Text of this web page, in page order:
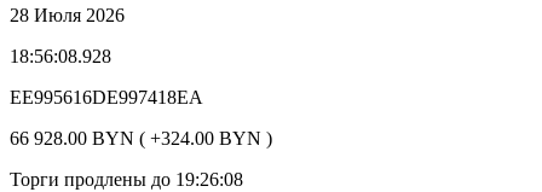
28 Июля 2026
18:56:08.928
EE995616DE997418EA
66 928.00 BYN ( +324.00 BYN )
Торги продлены до 19:26:08